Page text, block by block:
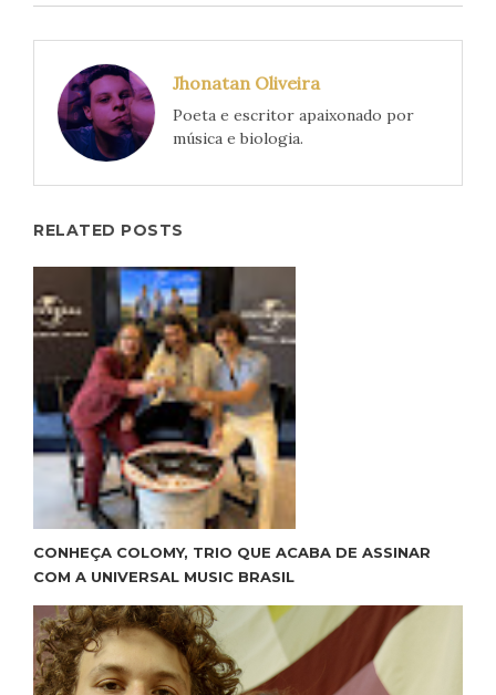
Jhonatan Oliveira
Poeta e escritor apaixonado por
música e biologia.
RELATED POSTS
CONHEÇA COLOMY, TRIO QUE ACABA DE ASSINAR
COM A UNIVERSAL MUSIC BRASIL